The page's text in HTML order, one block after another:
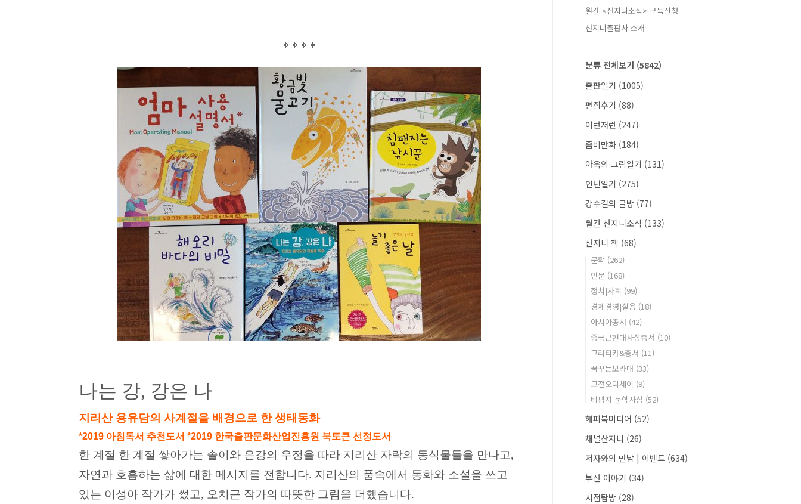
나는 강, 강은 나
지리산 용유담의 사계절을 배경으로 한 생태동화
*2019 아침독서 추천도서 *2019 한국출판문화산업진흥원 북토큰 선정도서
한 계절 한 계절 쌓아가는 솔이와 은강의 우정을 따라 지리산 자락의 동식물들을 만나고,
자연과 호흡하는 삶에 대한 메시지를 전합니다. 지리산의 품속에서 동화와 소설을 쓰고
있는 이성아 작가가 썼고, 오치근 작가의 따뜻한 그림을 더했습니다.
월간 <산지니소식> 구독신청
산지니출판사 소개
분류 전체보기 (5842)
출판일기 (1005)
편집후기 (88)
이런저런 (247)
좀비만화 (184)
아욱의 그림일기 (131)
인턴일기 (275)
강수걸의 글방 (77)
월간 산지니소식 (133)
산지니 책 (68)
문학 (262)
인문 (168)
정치|사회 (99)
경제경영|실용 (18)
아시아총서 (42)
중국근현대사상총서 (10)
크리티카&총서 (11)
꿈꾸는보라매 (33)
고전오디세이 (9)
비평지 문학사상 (52)
해피북미디어 (52)
채널산지니 (26)
저자와의 만남 | 이벤트 (634)
부산 이야기 (34)
서점탐방 (28)